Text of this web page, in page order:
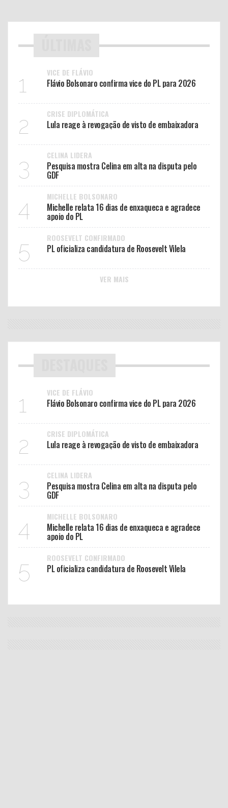
1 VICE DE FLÁVIO
Flávio Bolsonaro confirma vice do PL para 2026
2 CRISE DIPLOMÁTICA
Lula reage à revogação de visto de embaixadora
3 CELINA LIDERA
Pesquisa mostra Celina em alta na disputa pelo
GDF
4 MICHELLE BOLSONARO
Michelle relata 16 dias de enxaqueca e agradece
apoio do PL
5 ROOSEVELT CONFIRMADO
PL oficializa candidatura de Roosevelt Vilela
VER MAIS
1 VICE DE FLÁVIO
Flávio Bolsonaro confirma vice do PL para 2026
2 CRISE DIPLOMÁTICA
Lula reage à revogação de visto de embaixadora
3 CELINA LIDERA
Pesquisa mostra Celina em alta na disputa pelo
GDF
4 MICHELLE BOLSONARO
Michelle relata 16 dias de enxaqueca e agradece
apoio do PL
5 ROOSEVELT CONFIRMADO
PL oficializa candidatura de Roosevelt Vilela